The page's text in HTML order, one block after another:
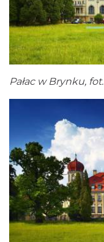
Pałac w Brynku, fot.